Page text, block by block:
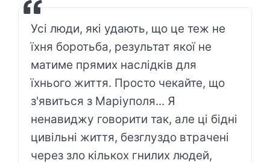
Усі люди, які удають, що це теж не
їхня боротьба, результат якої не
матиме прямих наслідків для
їхнього життя. Просто чекайте, що
з'явиться з Маріуполя... Я
ненавиджу говорити так, але ці бідні
цивільні життя, безглуздо втрачені
через зло кількох гнилих людей,